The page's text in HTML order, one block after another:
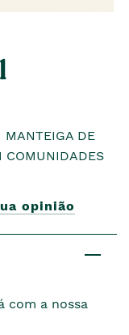
MANTEIGA DE
COMUNIDADES
opinião
com a nossa